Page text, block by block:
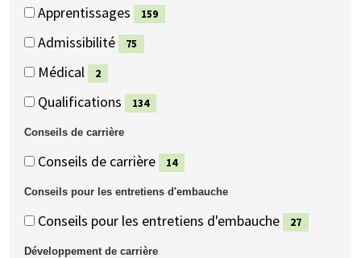
Conseils
d'admissibilité
Conseils
d'admissibilité
Apprentissages
(159
159
Admissibilité
(75
75
Médical
(2
éléments)
2
Qualifications
(134
134
Conseils de carrière
Conseils
de
Conseils
de
Conseils de carrière
(14
14
Conseils pour les entretiens d'embauche
Conseils
pour
Conseils
pour
Conseils pour les entretiens d'embauche
(27
27
Développement de carrière